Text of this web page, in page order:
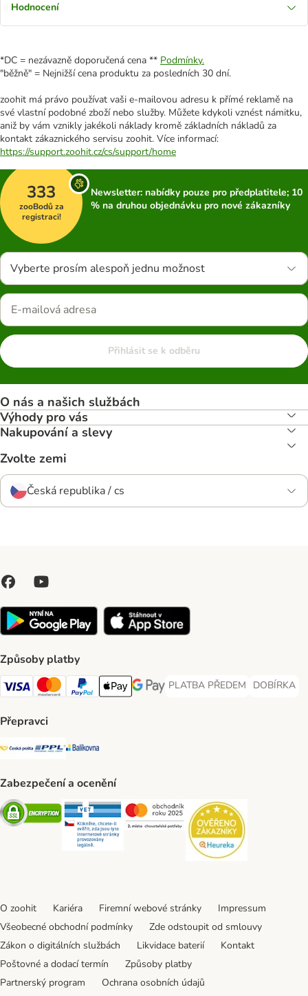
Hodnocení
*DC = nezávazně doporučená cena ** Podmínky.
"běžně" = Nejnižší cena produktu za posledních 30 dní.
zoohit má právo používat vaši e-mailovou adresu k přímé reklamě na
své vlastní podobné zboží nebo služby. Můžete kdykoli vznést námitku,
aniž by vám vznikly jakékoli náklady kromě základních nákladů za
kontakt zákaznického servisu zoohit. Více informací:
https://support.zoohit.cz/cs/support/home
333
zooBodů za
registraci!
Newsletter: nabídky pouze pro předplatitele; 10
% na druhou objednávku pro nové zákazníky
Vyberte prosím alespoň jednu možnost
Přihlásit se k odběru
O nás a našich službách
Výhody pro vás
Nakupování a slevy
Zvolte zemi
Česká republika / cs
Způsoby platby
Visa Payment Method
Mastercard Payment Method
PayPal Payment Method
Apple pay Payment Method
GooglePay Payment Method
PLATBA PŘEDEM
PLATBA PŘEDEM Payment
DOBÍRKA
DOBÍRKA
Přepravci
Česká pošta Shipping Method
PPL Shipping Method
Balíkovna Shipping Method
Zabezpečení a ocenění
Security Security Security
O zoohit Kariéra Firemní webové stránky
Impressum
Všeobecné obchodní podmínky
Zde odstoupit od smlouvy
Zákon o digitálních službách
Likvidace baterií
Kontakt
Poštovné a dodací termín
Způsoby platby
Partnerský program
Ochrana osobních údajů